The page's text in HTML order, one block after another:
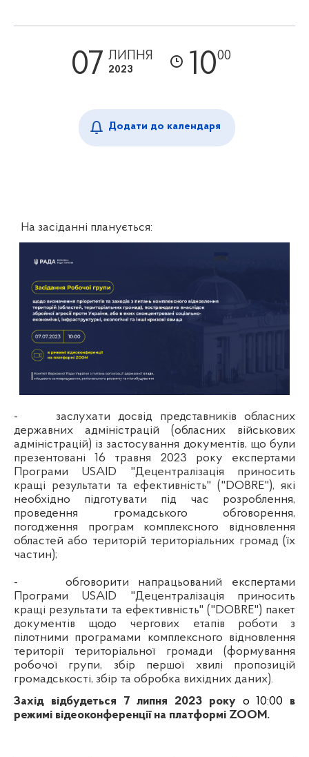
07 ЛИПНЯ
2023 1000
Додати до календаря
На засіданні планується:
- заслухати досвід представників обласних
державних адміністрацій (обласних військових
адміністрацій) із застосування документів, що були
презентовані 16 травня 2023 року експертами
Програми USAID "Децентралізація приносить
кращі результати та ефективність" ("DOBRE"), які
необхідно підготувати під час розроблення,
проведення громадського обговорення,
погодження програм комплексного відновлення
областей або територій територіальних громад (їх
частин);
- обговорити напрацьований експертами
Програми USAID "Децентралізація приносить
кращі результати та ефективність" ("DOBRE") пакет
документів щодо чергових етапів роботи з
пілотними програмами комплексного відновлення
території територіальної громади (формування
робочої групи, збір першої хвилі пропозицій
громадськості, збір та обробка вихідних даних).
Захід відбудеться 7 липня 2023 року о 10:00 в
режимі відеоконференції на платформі ZOOM.